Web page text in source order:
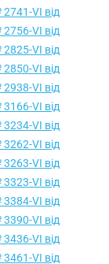
VI від
VI від
VI від
VI від
VI від
VI від
VI від
VI від
VI від
VI від
VI від
VI від
VI від
VI від